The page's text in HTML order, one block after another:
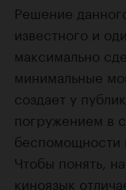
Решение
известного и
максимально
минимальные
создает у
погружением в
беспомощности
Чтобы понять,
киноязык